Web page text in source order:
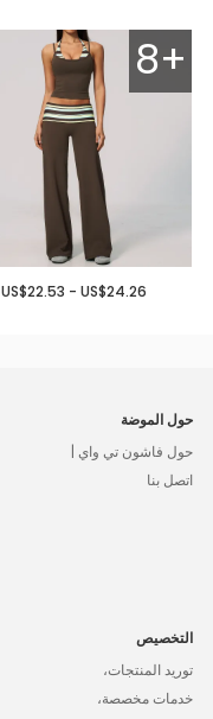
8+
US$22.53 - US$24.26
حول الموضة
حول فاشون تي واي |
اتصل بنا
التخصيص
توريد المنتجات،
خدمات مخصصة،